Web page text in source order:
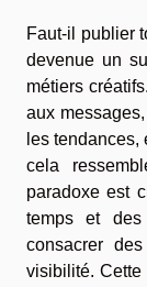
Faut-il publier
devenue un
métiers
aux
les
cela
paradoxe est
temps et des
consacrer
visibilité. Cette